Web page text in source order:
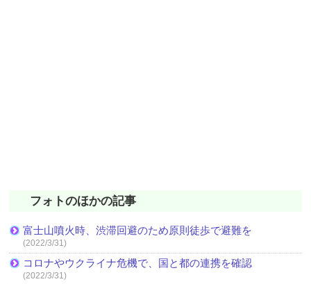
フォトのほかの記事
富士山噴火時、渋滞回避のため原則徒歩で避難を
(2022/3/31)
コロナやウクライナ危機で、国と都の連携を確認
(2022/3/31)